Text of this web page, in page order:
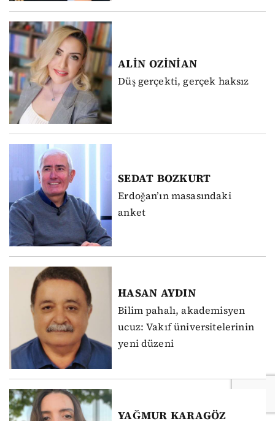
ALİN OZİNİAN
Düş gerçekti, gerçek haksız
SEDAT BOZKURT
Erdoğan’ın masasındaki
anket
HASAN AYDIN
Bilim pahalı, akademisyen
ucuz: Vakıf üniversitelerinin
yeni düzeni
YAĞMUR KARAGÖZ